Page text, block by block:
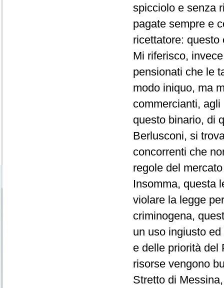
spicciolo e senza
pagate sempre e
ricettatore:
Mi riferisco,
pensionati che le
modo iniquo, ma
commercianti,
questo binario, di
Berlusconi, si
concorrenti che
regole del
Insomma, questa
violare la legge
criminogena,
un uso ingiusto
e delle priorità del
risorse vengono
Stretto di